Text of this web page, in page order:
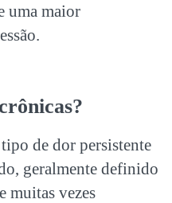
uma maior
?
de dor persistente
geralmente definido
muitas vezes